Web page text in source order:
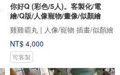
你好Q (彩色/5人)。客製化/電
繪/Q版/人像寵物/畫像/似顏繪
雞雞霸丸 | 人像/寵物 插畫/似顏繪
NT$ 4,000
可客製